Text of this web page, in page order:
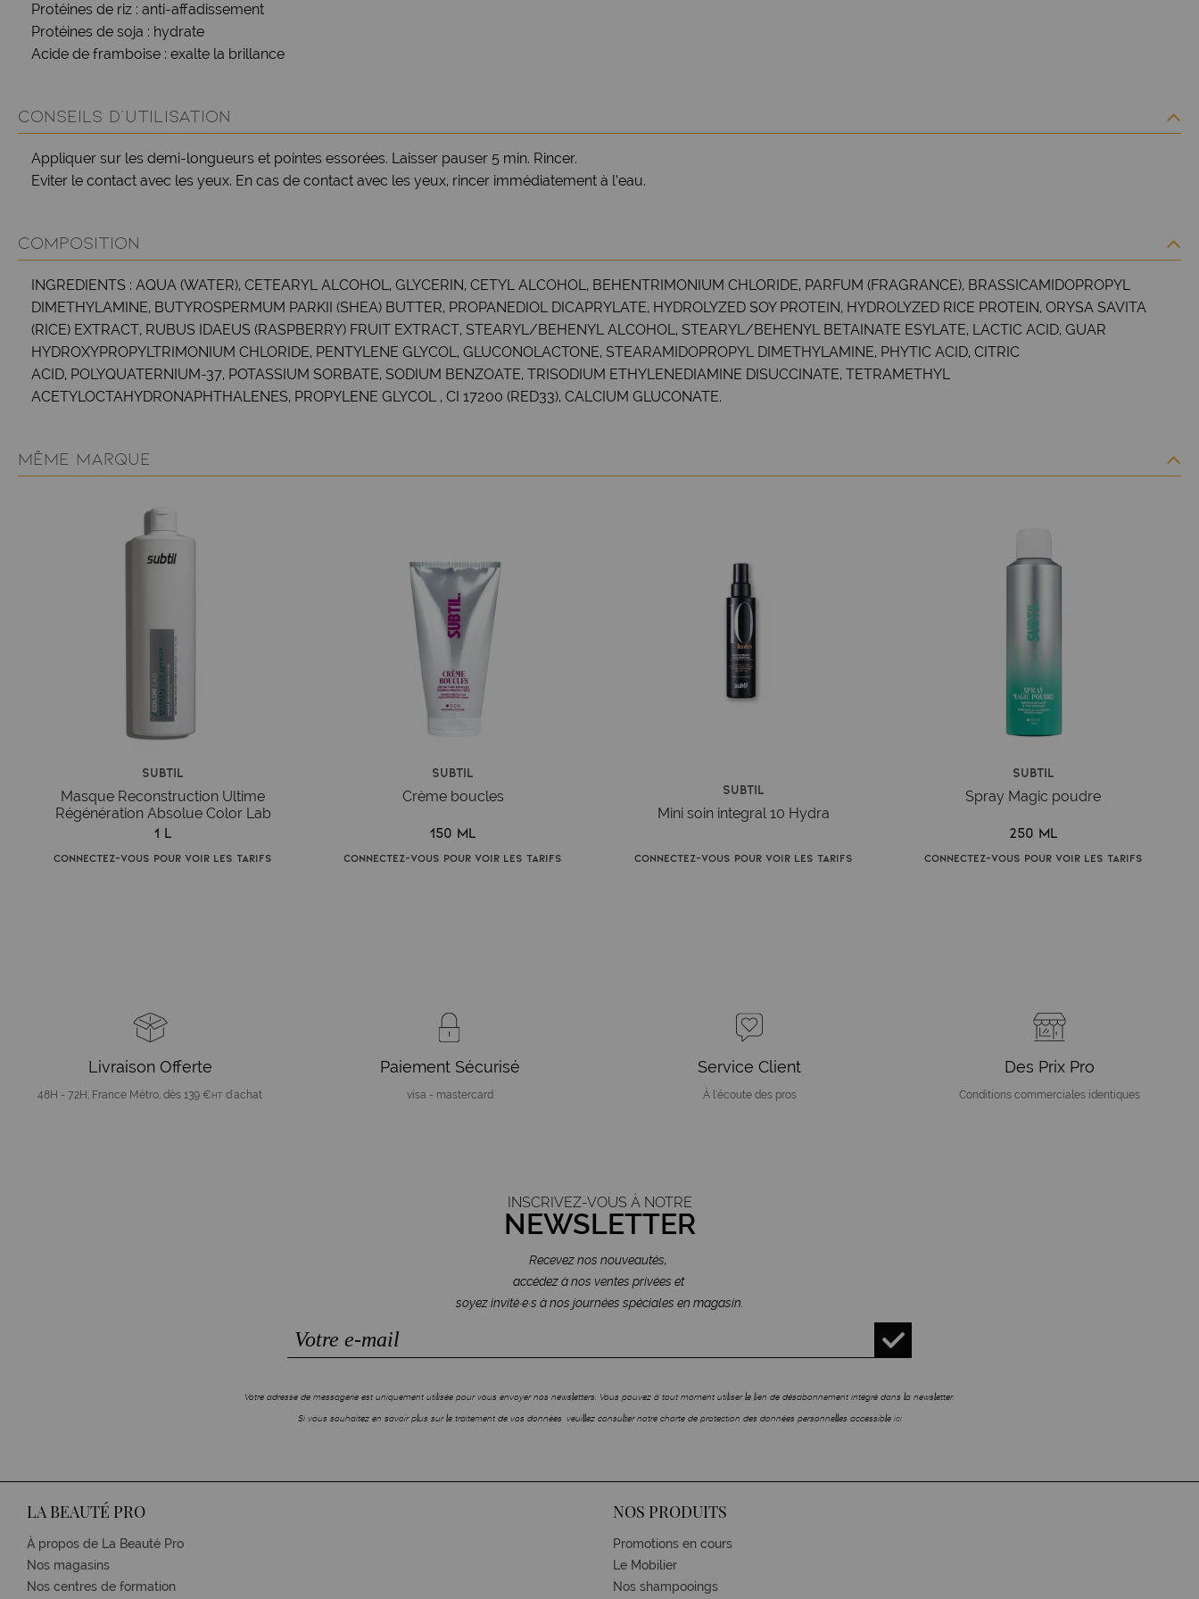
Protéines de riz : anti-affadissement
Protéines de soja : hydrate
Acide de framboise : exalte la brillance
CONSEILS D'UTILISATION
Appliquer sur les demi-longueurs et pointes essorées. Laisser pauser 5 min. Rincer.
Eviter le contact avec les yeux. En cas de contact avec les yeux, rincer immédiatement à l’eau.
COMPOSITION
INGREDIENTS : AQUA (WATER), CETEARYL ALCOHOL, GLYCERIN, CETYL ALCOHOL, BEHENTRIMONIUM CHLORIDE, PARFUM (FRAGRANCE), BRASSICAMIDOPROPYL
DIMETHYLAMINE, BUTYROSPERMUM PARKII (SHEA) BUTTER, PROPANEDIOL DICAPRYLATE, HYDROLYZED SOY PROTEIN, HYDROLYZED RICE PROTEIN, ORYSA SAVITA
(RICE) EXTRACT, RUBUS IDAEUS (RASPBERRY) FRUIT EXTRACT, STEARYL/BEHENYL ALCOHOL, STEARYL/BEHENYL BETAINATE ESYLATE, LACTIC ACID, GUAR
HYDROXYPROPYLTRIMONIUM CHLORIDE, PENTYLENE GLYCOL, GLUCONOLACTONE, STEARAMIDOPROPYL DIMETHYLAMINE, PHYTIC ACID, CITRIC
ACID, POLYQUATERNIUM-37, POTASSIUM SORBATE, SODIUM BENZOATE, TRISODIUM ETHYLENEDIAMINE DISUCCINATE, TETRAMETHYL
ACETYLOCTAHYDRONAPHTHALENES, PROPYLENE GLYCOL , CI 17200 (RED33), CALCIUM GLUCONATE.
MÊME MARQUE
Subtil
Masque Reconstruction Ultime
Régénération Absolue Color Lab
1 L
Connectez-vous pour voir les tarifs
Subtil
Crème boucles
150 ml
Connectez-vous pour voir les tarifs
Subtil
Mini soin integral 10 Hydra
Connectez-vous pour voir les tarifs
Subtil
Spray Magic poudre
250 ml
Connectez-vous pour voir les tarifs
Livraison Offerte
48H - 72H, France Métro, dès 139 € HT d'achat
Paiement Sécurisé
visa - mastercard
Service Client
À l'écoute des pros
Des Prix Pro
Conditions commerciales identiques
INSCRIVEZ-VOUS À NOTRE
NEWSLETTER
Recevez nos nouveautés,
accédez à nos ventes privées et
soyez invité·e·s à nos journées spéciales en magasin.
Votre adresse de messagerie est uniquement utilisée pour vous envoyer nos newsletters. Vous pouvez à tout moment utiliser le lien de désabonnement intégré dans la newsletter.
Si vous souhaitez en savoir plus sur le traitement de vos données, veuillez consulter notre charte de protection des données personnelles accessibleici
LA BEAUTÉ PRO
À propos de La Beauté Pro
Nos magasins
Nos centres de formation
NOS PRODUITS
Promotions en cours
Le Mobilier
Nos shampooings